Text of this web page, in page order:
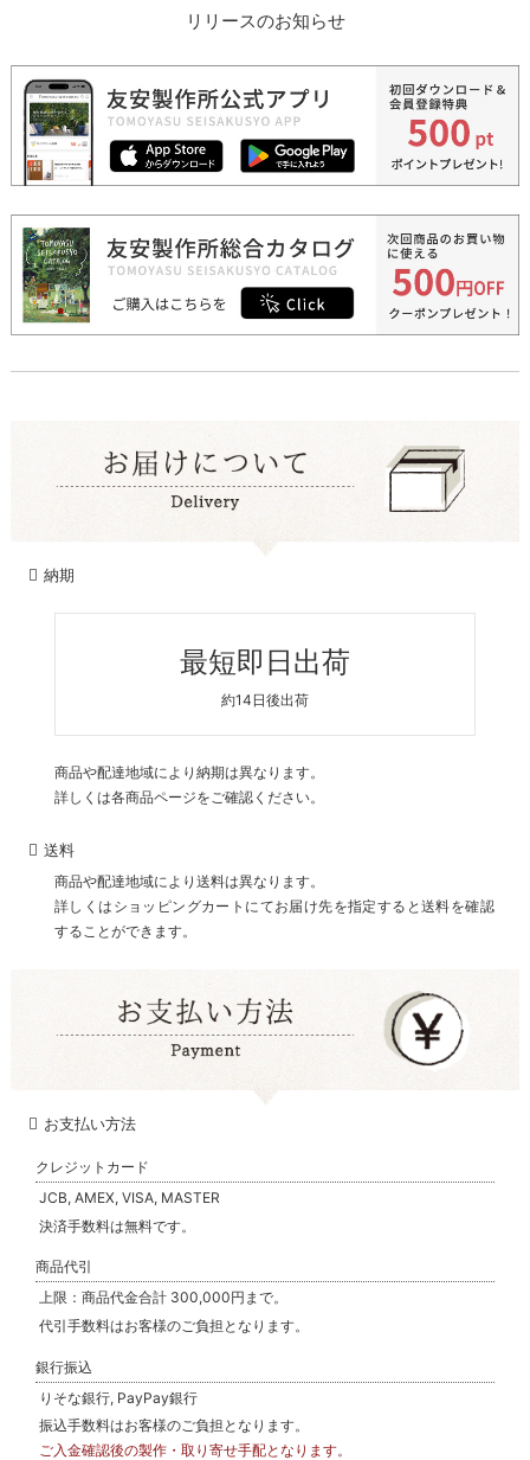
リリースのお知らせ
納期
最短即日出荷
約14日後出荷
商品や配達地域により納期は異なります。
詳しくは各商品ページをご確認ください。
送料
商品や配達地域により送料は異なります。
詳しくはショッピングカートにてお届け先を指定すると送料を確認
することができます。
お支払い方法
クレジットカード
JCB, AMEX, VISA, MASTER
決済手数料は無料です。
商品代引
上限：商品代金合計 300,000円まで。
代引手数料はお客様のご負担となります。
銀行振込
りそな銀行, PayPay銀行
振込手数料はお客様のご負担となります。
ご入金確認後の製作・取り寄せ手配となります。